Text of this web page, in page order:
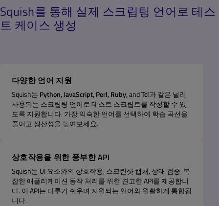
Squish를 통해 실제 스크립팅 언어로 테스
트 케이스 생성
다양한 언어 지원
Squish는 Python, JavaScript, Perl, Ruby,andTcl과 같은 널리
사용되는 스크립팅 언어로 테스트 스크립트를 작성할 수 있
도록 지원합니다. 가장 익숙한 언어를 선택하여 학습 곡선을
줄이고 생산성을 높여보세요.
상호작용을 위한 풍부한 API
Squish는 UI 요소와의 상호작용, 스크린샷 캡처, 상태 검증, 복
잡한 애플리케이션 동작 처리를 위한 견고한 API를 제공합니
다. 이 API는 다루기 쉬우며 지원되는 언어와 원활하게 통합됩
니다.